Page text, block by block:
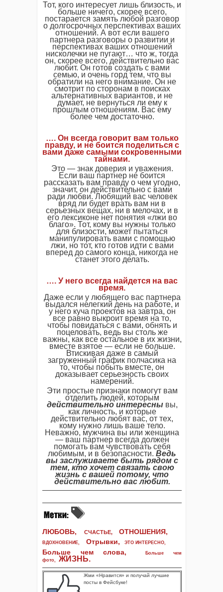
Тот, кого интересует лишь близость, и
больше ничего, скорее всего,
постарается замять любой разговор
о долгосрочных перспективах ваших
отношений. А вот если вашего
партнера разговоры о развитии и
перспективах ваших отношений
нисколечки не пугают… что ж, тогда
он, скорее всего, действительно вас
любит. Он готов создать с вами
семью, и очень горд тем, что вы
обратили на него внимание. Он не
смотрит по сторонам в поисках
альтернативных вариантов, и не
думает, не вернуться ли ему к
прошлым отношениям. Вас ему
более чем достаточно.
…. Он всегда говорит вам только
правду, и не боится поделиться с
вами даже самыми сокровенными
тайнами.
Это — знак доверия и уважения.
Если ваш партнер не боится
рассказать вам правду о чем угодно,
значит, он действительно с вами
ради любви. Любящий вас человек
вряд ли будет врать вам ни в
серьезных вещах, ни в мелочах, и в
его лексиконе нет понятия «лжи во
благо». Тот, кому вы нужны только
для близости, может пытаться
манипулировать вами с помощью
лжи, но тот, кто готов идти с вами
вперед до самого конца, никогда не
станет этого делать.
…. У него всегда найдется на вас
время.
Даже если у любящего вас партнера
выдался нелегкий день на работе, и
у него куча проектов на завтра, он
все равно выкроит время на то,
чтобы повидаться с вами, обнять и
поцеловать, ведь вы столь же
важны, как все остальное в их жизни,
вместе взятое — если не больше.
Втискивая даже в самый
загруженный график полчасика на
то, чтобы побыть вместе, он
доказывает серьезность своих
намерений.
Эти простые признаки помогут вам
отделить людей, которым
действительно интереснывы,
как личность, и которые
действительно любят вас, от тех,
кому нужно лишь ваше тело.
Неважно, мужчина вы или женщина
— ваш партнер всегда должен
помогать вам чувствовать себя
любимым, и в безопасности. Ведь
вы заслуживаете быть рядом с
тем, кто хочет связать свою
жизнь с вашей потому, что
действительно вас любит.
ЛЮБОВЬ, СЧАСТЬЕ, ОТНОШЕНИЯ,
ВДОХНОВЕНИЕ, Отрывки, ЭТО ИНТЕРЕСНО,
Больше чем слова,
Больше чем
фото, ЖИЗНЬ.
Жми «Нравится» и получай лучшие
посты в Фейсбуке!